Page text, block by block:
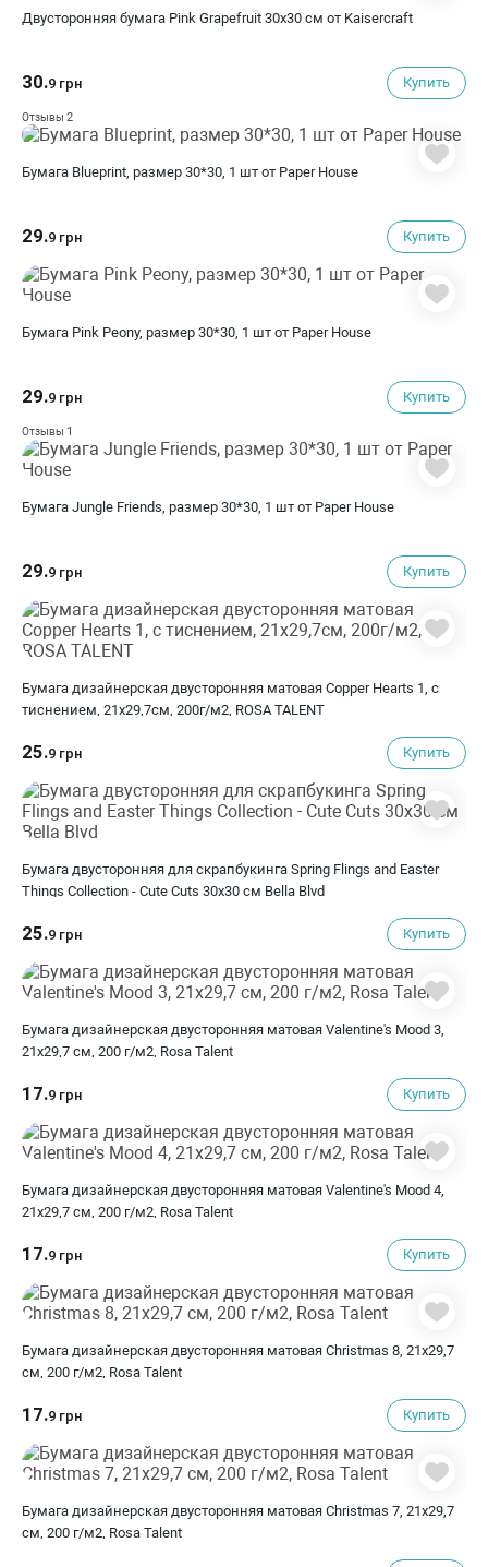
Двусторонняя бумага Pink Grapefruit 30х30 см от Kaisercraft
30.9 грн Купить
Отзывы 2
Бумага Blueprint, размер 30*30, 1 шт от Paper House
29.9 грн Купить
Бумага Pink Peony, размер 30*30, 1 шт от Paper House
29.9 грн Купить
Отзывы 1
Бумага Jungle Friends, размер 30*30, 1 шт от Paper House
29.9 грн Купить
Бумага дизайнерская двусторонняя матовая Copper Hearts 1, с
тиснением, 21х29,7см, 200г/м2, ROSA TALENT
25.9 грн Купить
Бумага двусторонняя для скрапбукинга Spring Flings and Easter
Things Collection - Cute Cuts 30х30 см Bella Blvd
25.9 грн Купить
Бумага дизайнерская двусторонняя матовая Valentine's Mood 3,
21х29,7 см, 200 г/м2, Rosa Talent
17.9 грн Купить
Бумага дизайнерская двусторонняя матовая Valentine's Mood 4,
21х29,7 см, 200 г/м2, Rosa Talent
17.9 грн Купить
Бумага дизайнерская двусторонняя матовая Christmas 8, 21х29,7
см, 200 г/м2, Rosa Talent
17.9 грн Купить
Бумага дизайнерская двусторонняя матовая Christmas 7, 21х29,7
см, 200 г/м2, Rosa Talent